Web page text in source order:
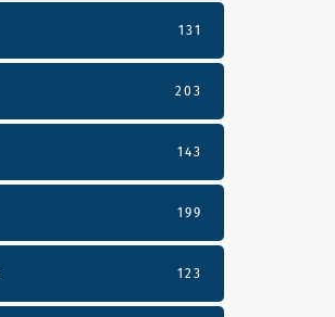
131
203
143
199
123